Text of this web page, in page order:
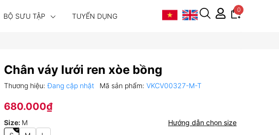
BỘ SƯU TẬP TUYỂN DỤNG
0
Chân váy lưới ren xòe bồng
Thương hiệu:Đang cập nhật Mã sản phẩm: VKCV00327-M-T
680.000₫
Size: M
Hướng dẫn chọn size